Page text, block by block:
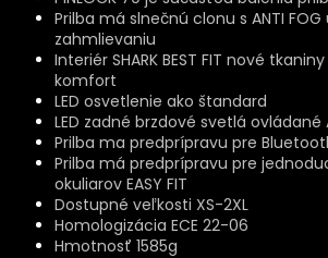
Prilba má slnečnú clonu s ANTI
zahmlievaniu
Interiér SHARK BEST FIT nové
komfort
LED osvetlenie ako štandard
LED zadné brzdové svetlá
Prilba ma predprípravu pre
Prilba má predprípravu pre
okuliarov EASY FIT
Dostupné veľkosti XS-2XL
Homologizácia ECE 22-06
Hmotnosť 1585g